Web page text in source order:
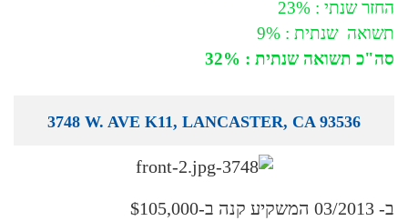
החזר שנתי : 23%
תשואה שנתית : 9%
סה"כ תשואה שנתית : 32%
3748 W. AVE K11, LANCASTER, CA 93536
ב- 03/2013 המשקיע קנה ב-$105,000